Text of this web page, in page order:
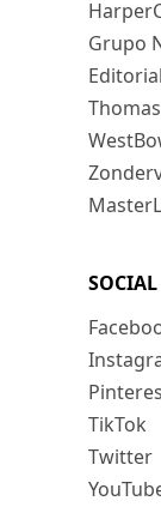
Grupo
SOCIAL
TikTok
Twitter